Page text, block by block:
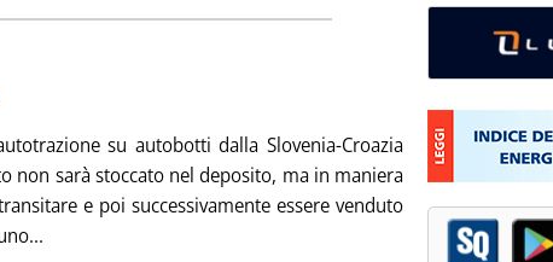
lunedì 16 maggio 2016 alle 12.19.
su autobotti dalla Slovenia-Croazia
non sarà stoccato nel deposito, ma in maniera
e poi successivamente essere venduto